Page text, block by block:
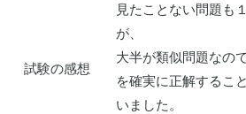
試験の感想
見たことない問題も
が、
大半が類似問題なの
を確実に正解するこ
いました。